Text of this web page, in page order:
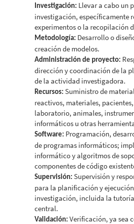
Investigación: Llevar a cabo un
investigación, específicamente
experimentos o la recopilación
Metodología: Desarrollo o
creación de modelos.
Administración de proyecto:
dirección y coordinación de la
de la actividad investigadora.
Recursos: Suministro de
reactivos, materiales,
laboratorio, animales,
informáticos u otras
Software: Programación,
de programas informáticos;
informático y algoritmos de
componentes de código
Supervisión: Supervisión y
para la planificación y
investigación, incluida la
central.
Validación: Verificación, ya sea